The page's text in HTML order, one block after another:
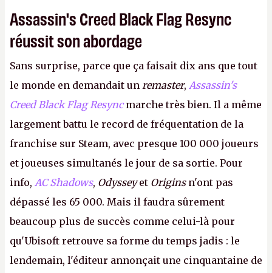
Assassin's Creed Black Flag Resync
réussit son abordage
Sans surprise, parce que ça faisait dix ans que tout
le monde en demandait un remaster, Assassin's
Creed Black Flag Resyncmarche très bien. Il a même
largement battu le record de fréquentation de la
franchise sur Steam, avec presque 100 000 joueurs
et joueuses simultanés le jour de sa sortie. Pour
info, AC Shadows, Odysseyet Originsn'ont pas
dépassé les 65 000. Mais il faudra sûrement
beaucoup plus de succès comme celui-là pour
qu'Ubisoft retrouve sa forme du temps jadis : le
lendemain, l'éditeur annonçait une cinquantaine de